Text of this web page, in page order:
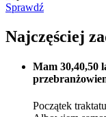
Sprawdź
Najczęściej
Mam 30,40,50
Początek